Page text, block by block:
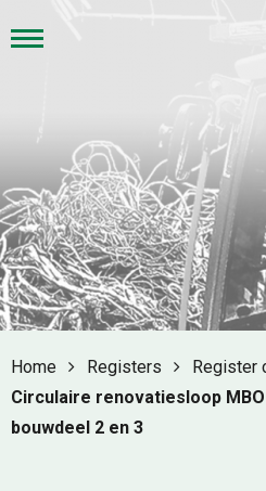
Home Registers
Register
Circulaire renovatiesloop
bouwdeel 2 en 3